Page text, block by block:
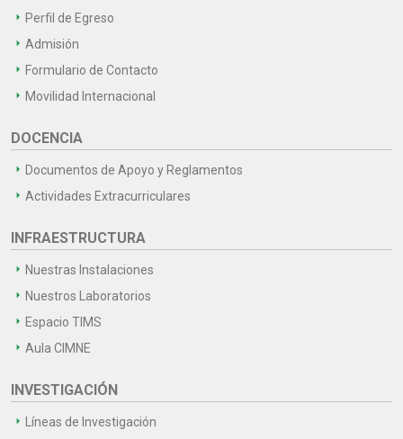
Perfil de Egreso
Admisión
Formulario de Contacto
Movilidad Internacional
DOCENCIA
Documentos de Apoyo y Reglamentos
Actividades Extracurriculares
INFRAESTRUCTURA
Nuestras Instalaciones
Nuestros Laboratorios
Espacio TIMS
Aula CIMNE
INVESTIGACIÓN
Líneas de Investigación